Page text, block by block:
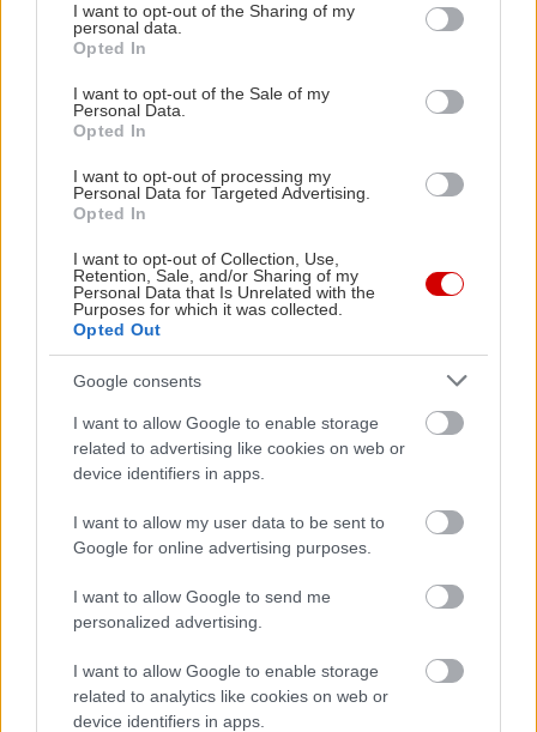
not limited to your visit or usage behaviour. You may click to
grant or deny consent to Google and its third-party tags to
use your data for below specified purposes in below Google
consent section.
I want to opt-out of the Sharing of my
personal data.
Opted In
I want to opt-out of the Sale of my
Personal Data.
Opted In
I want to opt-out of processing my
Personal Data for Targeted Advertising.
Opted In
I want to opt-out of Collection, Use,
Retention, Sale, and/or Sharing of my
Personal Data that Is Unrelated with the
Purposes for which it was collected.
Opted Out
Google consents
I want to allow Google to enable storage
related to advertising like cookies on web or
device identifiers in apps.
I want to allow my user data to be sent to
Google for online advertising purposes.
I want to allow Google to send me
personalized advertising.
I want to allow Google to enable storage
related to analytics like cookies on web or
device identifiers in apps.
Ένωσε Εξάρχεια με Κολωνάκι και μάζεψε κόσμο
και κοσμάκη στα τραπεζάκια του πεζοδρομίου της
Ναυαρίνου, αλλά και στον cosy και freestyle
εσωτερικό του χώρο. Το Circus ενδείκνυται για
χαλαρή απογευματινή κουβεντούλα συνοδεία
όμορφων κοκτέιλ για κάθε γούστο από τον
ιδιαίτερα μακροσκελή κατάλογό του. Όσο για την
αγαπημένη μας επιλογή; Το όνομα αυτής Royal
Spice και τα συστατικά της spiced ρούμι, φρούτα
του πάθους, σιρόπι κανέλα και μοσχοκάρυδο. Τα
κοκτέιλ κοστίζουν από 8€ μέχρι 10€.